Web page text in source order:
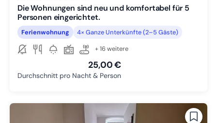
Die Wohnungen sind neu und komfortabel für 5
Personen eingerichtet.
Ferienwohnung 4× Ganze Unterkünfte (2–5 Gäste)
+ 16 weitere
25,00 €
Durchschnitt pro Nacht & Person